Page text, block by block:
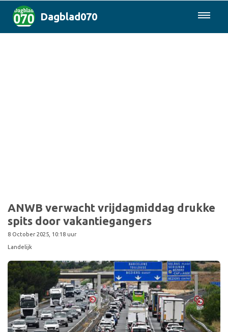
Dagblad070
ANWB verwacht vrijdagmiddag drukke
spits door vakantiegangers
8 October 2025, 10:18 uur
Landelijk